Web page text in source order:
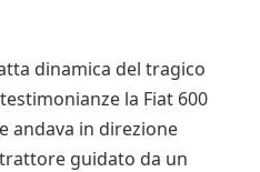
dinamica del tragico
la Fiat 600
andava in direzione
guidato da un